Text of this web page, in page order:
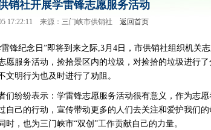
销社开展学雷锋志愿服务活动
17:22:11 来源：三门峡市供销社 返回首页
纪念日”即将到来之际,3月4日，市供销社组织机关
愿服务活动，捡拾景区内的垃圾，对捡拾的垃圾进行了
明行为也及时进行了劝阻。
们纷纷表示：学雷锋志愿服务活动很有意义，作为志愿
自己的行动，宣传带动更多的人们去关注和爱护我们的
，也为三门峡市“双创”工作贡献自己的力量。